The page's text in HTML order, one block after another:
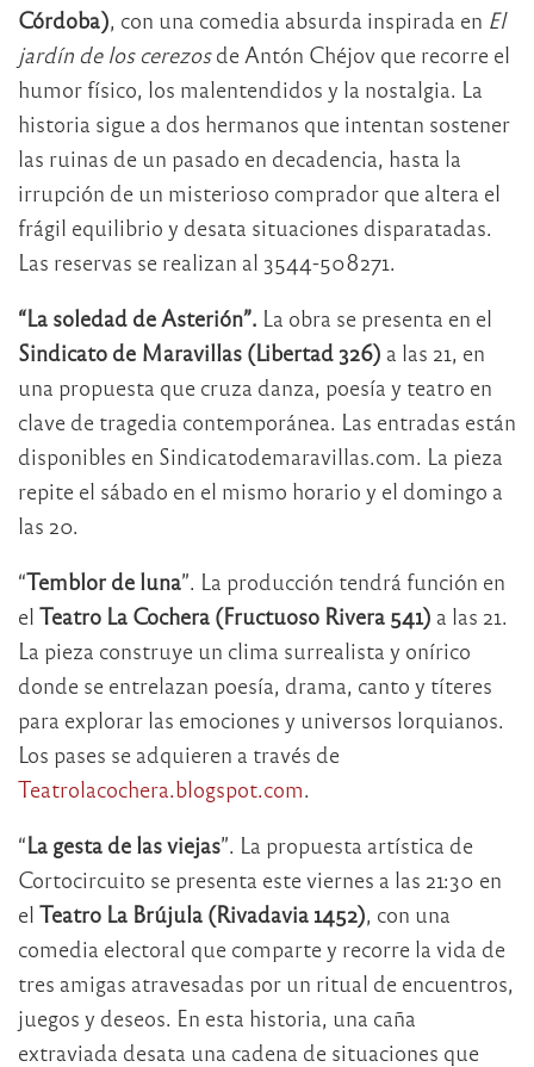
Córdoba), con una comedia absurda inspirada en El
jardín de los cerezosde Antón Chéjov que recorre el
humor físico, los malentendidos y la nostalgia. La
historia sigue a dos hermanos que intentan sostener
las ruinas de un pasado en decadencia, hasta la
irrupción de un misterioso comprador que altera el
frágil equilibrio y desata situaciones disparatadas.
Las reservas se realizan al 3544-508271.
“La soledad de Asterión”. La obra se presenta en el
Sindicato de Maravillas (Libertad 326) a las 21, en
una propuesta que cruza danza, poesía y teatro en
clave de tragedia contemporánea. Las entradas están
disponibles en Sindicatodemaravillas.com. La pieza
repite el sábado en el mismo horario y el domingo a
las 20.
“Temblor de luna”. La producción tendrá función en
el Teatro La Cochera (Fructuoso Rivera 541) a las 21.
La pieza construye un clima surrealista y onírico
donde se entrelazan poesía, drama, canto y títeres
para explorar las emociones y universos lorquianos.
Los pases se adquieren a través de
Teatrolacochera.blogspot.com.
“La gesta de las viejas”. La propuesta artística de
Cortocircuito se presenta este viernes a las 21:30 en
el Teatro La Brújula (Rivadavia 1452), con una
comedia electoral que comparte y recorre la vida de
tres amigas atravesadas por un ritual de encuentros,
juegos y deseos. En esta historia, una caña
extraviada desata una cadena de situaciones que